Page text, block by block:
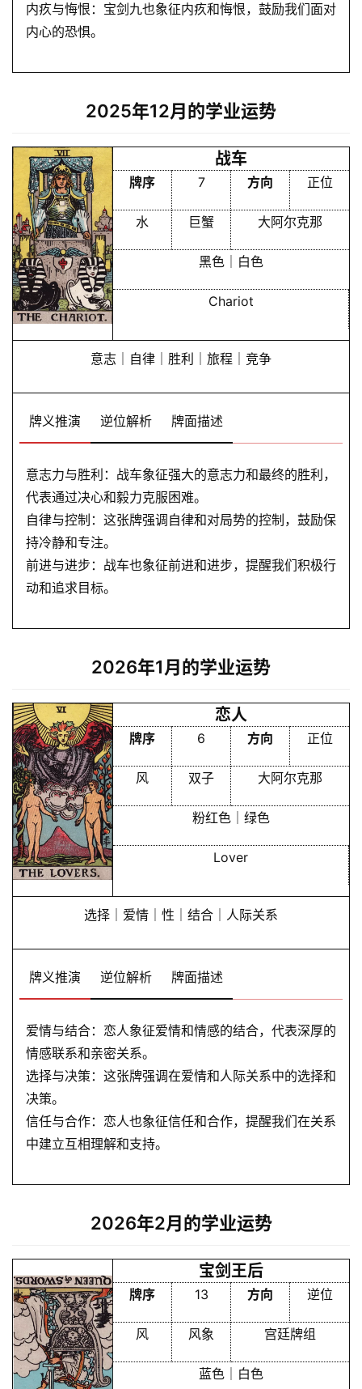
首
页
黄
命
理
梦
服
务
会
员
登录 注册
内疚与悔恨：宝剑九也象征内疚和悔恨，鼓励我们面对
内心的恐惧。
2025年12月的学业运势
战车
牌序 7 方向 正位
水 巨蟹 大阿尔克那
黑色｜白色
Chariot
意志｜自律｜胜利｜旅程｜竞争
牌义推演 逆位解析 牌面描述
意志力与胜利：战车象征强大的意志力和最终的胜利，
代表通过决心和毅力克服困难。
自律与控制：这张牌强调自律和对局势的控制，鼓励保
持冷静和专注。
前进与进步：战车也象征前进和进步，提醒我们积极行
动和追求目标。
2026年1月的学业运势
恋人
牌序 6 方向 正位
风 双子 大阿尔克那
粉红色｜绿色
Lover
选择｜爱情｜性｜结合｜人际关系
牌义推演 逆位解析 牌面描述
爱情与结合：恋人象征爱情和情感的结合，代表深厚的
情感联系和亲密关系。
选择与决策：这张牌强调在爱情和人际关系中的选择和
决策。
信任与合作：恋人也象征信任和合作，提醒我们在关系
中建立互相理解和支持。
2026年2月的学业运势
宝剑王后
牌序 13 方向 逆位
风 风象 宫廷牌组
蓝色｜白色